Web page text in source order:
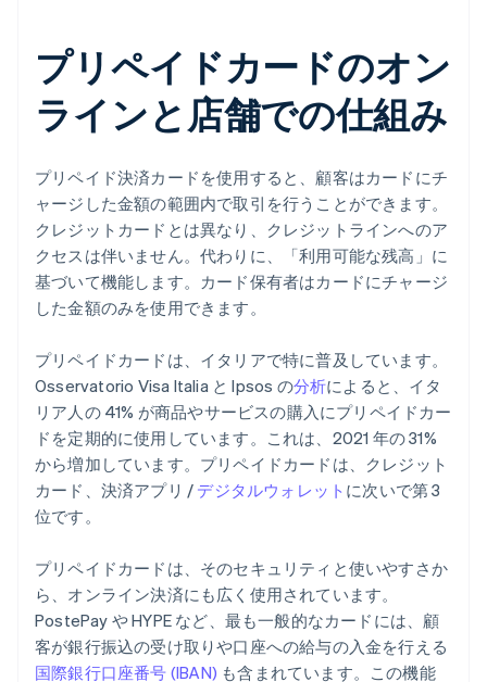
プリペイドカードのオン
ラインと店舗での仕組み
プリペイド決済カードを使用すると、顧客はカードにチ
ャージした金額の範囲内で取引を行うことができます。
クレジットカードとは異なり、クレジットラインへのア
クセスは伴いません。代わりに、「利用可能な残高」に
基づいて機能します。カード保有者はカードにチャージ
した金額のみを使用できます。
プリペイドカードは、イタリアで特に普及しています。
Osservatorio Visa Italia と Ipsos の分析によると、イタ
リア人の 41% が商品やサービスの購入にプリペイドカー
ドを定期的に使用しています。これは、2021 年の 31%
から増加しています。プリペイドカードは、クレジット
カード、決済アプリ / デジタルウォレット に次いで第 3
位です。
プリペイドカードは、そのセキュリティと使いやすさか
ら、オンライン決済にも広く使用されています。
PostePay や HYPE など、最も一般的なカードには、顧
客が銀行振込の受け取りや口座への給与の入金を行える
国際銀行口座番号 (IBAN) も含まれています。この機能